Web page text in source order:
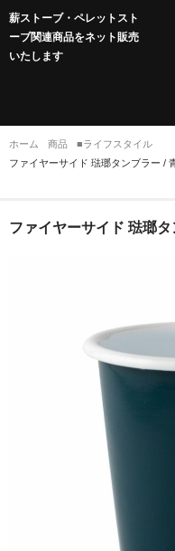
薪ストーブ・ペレットスト
ーブ関連商品をネット販売
いたします
ホーム 商品
■ライフスタイル
ファイヤーサイド 琺瑯タンブラー /
ファイヤーサイド 琺瑯タ